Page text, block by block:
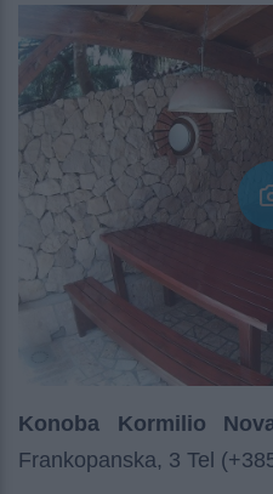
Konoba Kormilio
Frankopanska, 3 Tel